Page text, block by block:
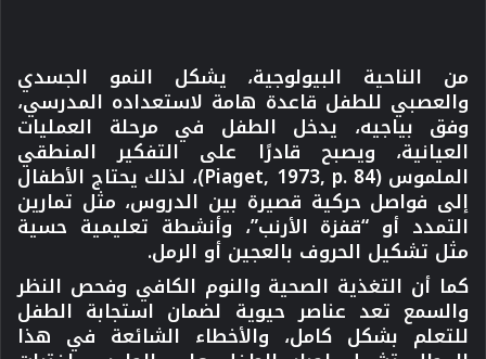
من الناحية البيولوجية، يشكل النمو الجسدي
والعصبي للطفل قاعدة هامة لاستعداده المدرسي،
وفق بياجيه، يدخل الطفل في مرحلة العمليات
العيانية، ويصبح قادرًا على التفكير المنطقي
الملموس (Piaget, 1973, p. 84)، لذلك يحتاج الأطفال
إلى فواصل حركية قصيرة بين الدروس، مثل تمارين
التمدد أو “قفزة الأرنب”، وأنشطة تعليمية حسية
مثل تشكيل الحروف بالعجين أو الرمل.
كما أن التغذية الصحية والنوم الكافي وفحص النظر
والسمع تعد عناصر حيوية لضمان استجابة الطفل
للتعلم بشكل كامل، والأخطاء الشائعة في هذا